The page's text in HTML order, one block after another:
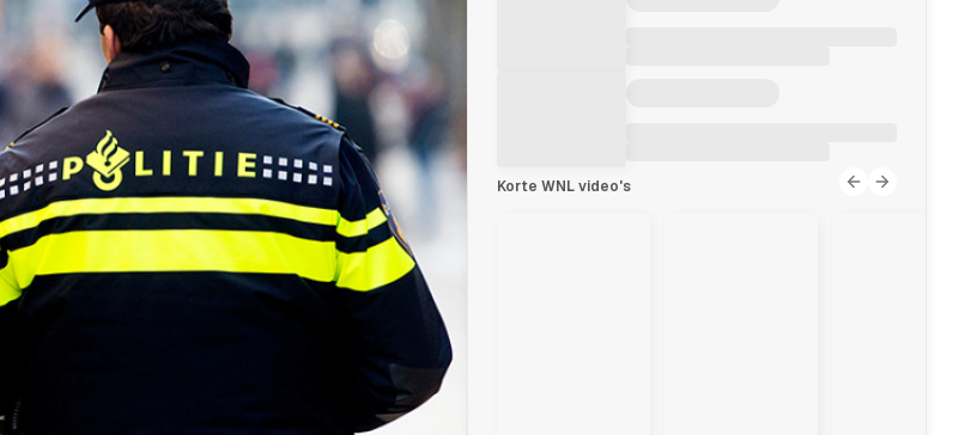
Groot
Korte WNL video's